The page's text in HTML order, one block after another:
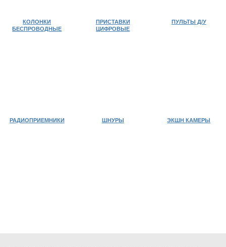
КОЛОНКИ
БЕСПРОВОДНЫЕ
ПРИСТАВКИ
ЦИФРОВЫЕ
ПУЛЬТЫ Д/У
РАДИОПРИЕМНИКИ ШНУРЫ ЭКШН КАМЕРЫ